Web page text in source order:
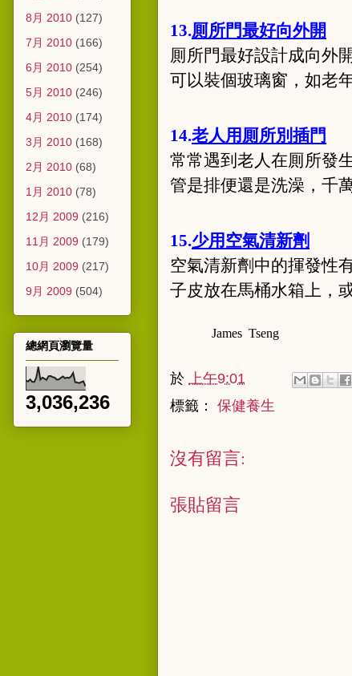
13.厠所門最好向外開
厠所門最好設計成向外
可以裝個玻璃窗，如老
14.老人用厠所別插門
常常遇到老人在厠所發
管是排便還是洗澡，千
15.少用空氣清新劑
空氣清新劑中的揮發性
子皮放在馬桶水箱上，
James Tseng
於 上午9:01
標籤： 保健養生
沒有留言:
張貼留言
8月 2010 (127)
7月 2010 (166)
6月 2010 (254)
5月 2010 (246)
4月 2010 (174)
3月 2010 (168)
2月 2010 (68)
1月 2010 (78)
12月 2009 (216)
11月 2009 (179)
10月 2009 (217)
9月 2009 (504)
總網頁瀏覽量
3,036,236